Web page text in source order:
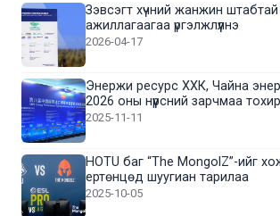
Зэвсэгт хүчний жанжин
ажиллагаагаа үргэлжлүүлнэ
2026-04-17
Энержи ресурс ХХК, Чайна
2026 оны нүүрсний зарчмаа
2025-11-11
HOTU баг “The MongolZ”-ийг
ертөнцөд шуугиан тарилаа
2025-10-05